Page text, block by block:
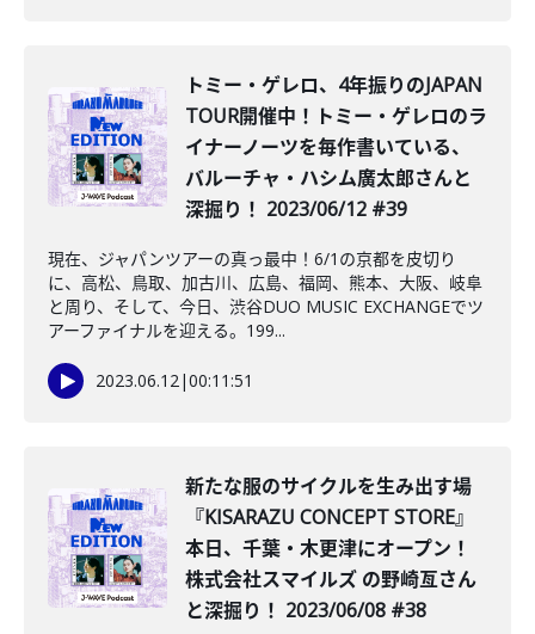
トミー・ゲレロ、4年振りのJAPAN
TOUR開催中！トミー・ゲレロのラ
イナーノーツを毎作書いている、
バルーチャ・ハシム廣太郎さんと
深掘り！ 2023/06/12 #39
現在、ジャパンツアーの真っ最中！6/1の京都を皮切り
に、高松、鳥取、加古川、広島、福岡、熊本、大阪、岐阜
と周り、そして、今日、渋谷DUO MUSIC EXCHANGEでツ
アーファイナルを迎える。199...
2023.06.12|00:11:51
新たな服のサイクルを生み出す場
『KISARAZU CONCEPT STORE』
本日、千葉・木更津にオープン！
株式会社スマイルズ の野崎亙さん
と深掘り！ 2023/06/08 #38